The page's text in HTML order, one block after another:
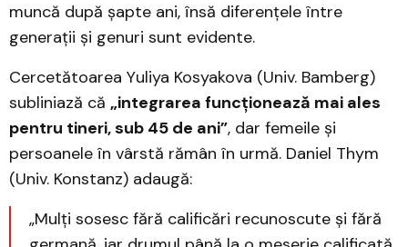
muncă după șapte ani, însă diferențele între
generații și genuri sunt evidente.
Cercetătoarea Yuliya Kosyakova (Univ. Bamberg)
subliniază că „integrarea funcționează mai ales
pentru tineri, sub 45 de ani”, dar femeile și
persoanele în vârstă rămân în urmă. Daniel Thym
(Univ. Konstanz) adaugă:
„Mulți sosesc fără calificări recunoscute și fără